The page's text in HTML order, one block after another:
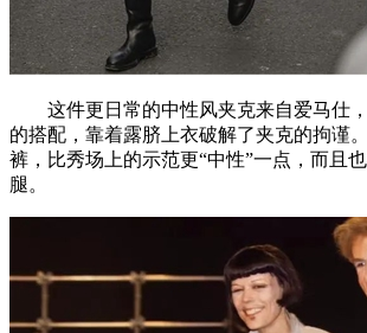
这件更日常的中性风夹克来自爱马仕，
的搭配，靠着露脐上衣破解了夹克的拘谨
裤，比秀场上的示范更“中性”一点，而且
腿。